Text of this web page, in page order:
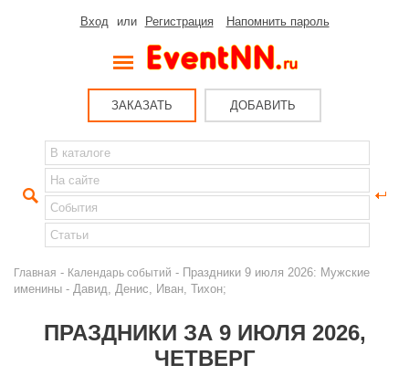
Вход или Регистрация Напомнить пароль
ЗАКАЗАТЬ ДОБАВИТЬ
Главная - Календарь событий - Праздники 9 июля 2026: Мужские
именины - Давид, Денис, Иван, Тихон;
ПРАЗДНИКИ ЗА 9 ИЮЛЯ 2026,
ЧЕТВЕРГ